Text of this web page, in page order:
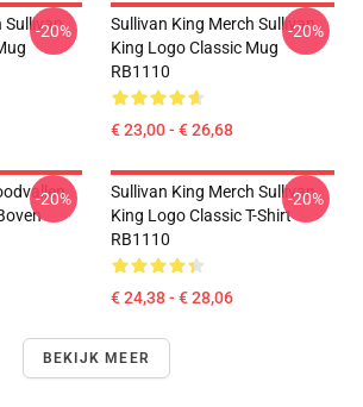
Sullivan
-20%
Sullivan King Merch Sullivan
King Logo Classic Mug
RB1110
€ 23,00 - € 26,68
-20%
-20%
Sullivan King Merch Sullivan
King Logo Classic T-Shirt
RB1110
€ 24,38 - € 28,06
-20%
BEKIJK MEER